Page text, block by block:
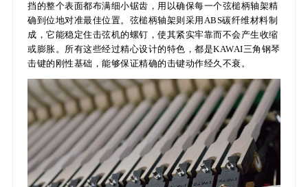
挡的整个表面都布满细小锯齿，用以确保每一个弦槌柄轴架精
确到位地对准最佳位置。弦槌柄轴架则采用ABS碳纤维材料制
成，它能稳定住击弦机的螺钉，使其紧实牢靠而不会产生收缩
或膨胀。所有这些经过精心设计的特色，都是KAWAI三角钢琴
击键的刚性基础，能够保证精确的击键动作经久不衰。